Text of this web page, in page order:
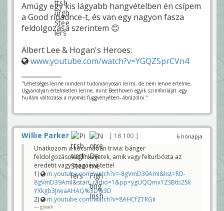
Amúgy egy kis lágyabb hangvételben én csípem
a Good ridadnce-t, és van egy nagyon fasza
feldolgozása szerintem 😊
Albert Lee & Hogan's Heroes:
www.youtube.com/watch?v=YGQZSprCVn4
"Lehetséges lenne mindent tudományosan leírni, de nem lenne értelme.
Ugyanolyan értelmetlen lenne, mint Beethoven egyik szimfoníáját -egy
hullám változásai a nyomás függvényében- ábrázolni."
6 hónapja
Willie Parker
18 100
Unatkozom a kocsmában trivia: bánger
feldolgozásokat linkeljetek, amik vagy felturbózta az
eredetit vagy magáévá tette!
1)
m.youtube.com/watch?v=-8gVmD39AmI&list=RD-
8gVmD39AmI&start_radio=1&pp=ygUQQmx1ZSBtb25k
YXkgb3JneaAHAQ%3D%3D
2)
m.youtube.com/watch?v=8AHCfZTRGiI
gyeek